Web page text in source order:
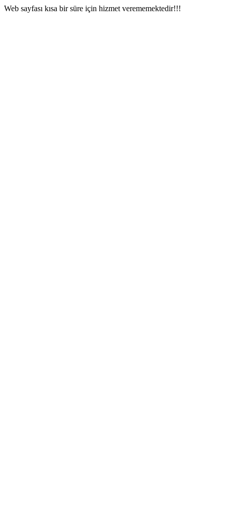
Web sayfası kısa bir süre için hizmet verememektedir!!!